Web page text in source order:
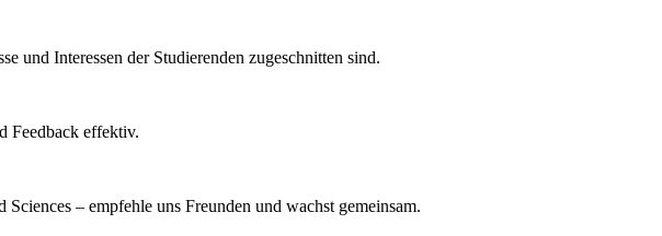
und Interessen der Studierenden zugeschnitten sind.
Feedback effektiv.
– empfehle uns Freunden und wachst gemeinsam.